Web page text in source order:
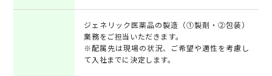
ジェネリック医薬品の製造（①製剤・②包装）
業務をご担当いただきます。
※配属先は現場の状況、ご希望や適性を考慮し
て入社までに決定します。